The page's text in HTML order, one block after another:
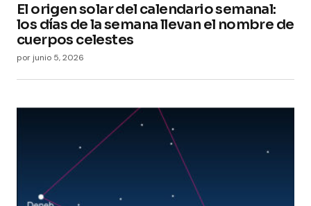
El origen solar del calendario semanal:
los días de la semana llevan el nombre de
cuerpos celestes
por junio 5, 2026